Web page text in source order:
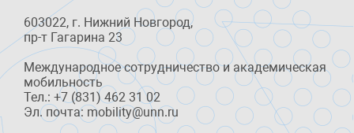
603022, г. Нижний Новгород,
пр-т Гагарина 23
Международное сотрудничество и академическая
мобильность
Тел.: +7 (831) 462 31 02
Эл. почта: mobility@unn.ru